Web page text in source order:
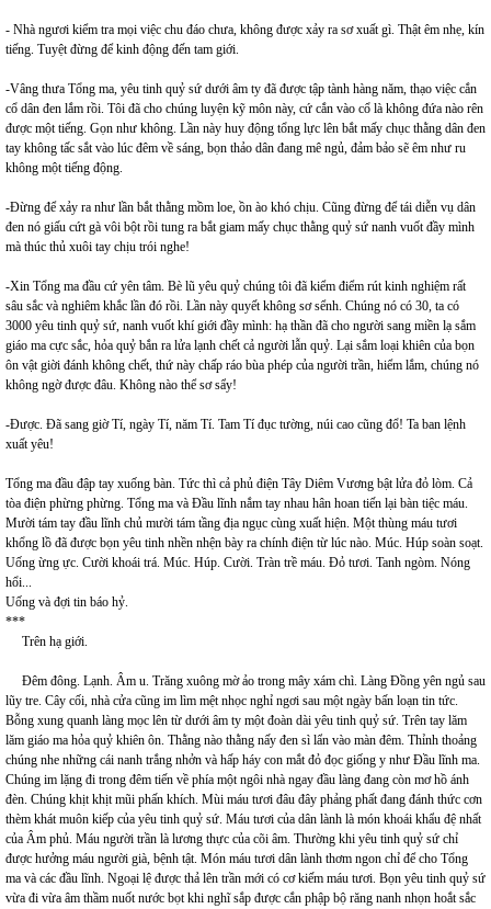
- Nhà ngươi kiểm tra mọi việc chu đáo chưa, không được xảy ra sơ xuất gì. Thật êm nhẹ, kín
tiếng. Tuyệt đừng để kinh động đến tam giới.
-Vâng thưa Tổng ma, yêu tinh quỷ sứ dưới âm ty đã được tập tành hàng năm, thạo việc cắn
cổ dân đen lắm rồi. Tôi đã cho chúng luyện kỹ môn này, cứ cắn vào cổ là không đứa nào rên
được một tiếng. Gọn như không. Lần này huy động tổng lực lên bắt mấy chục thằng dân đen
tay không tấc sắt vào lúc đêm về sáng, bọn thảo dân đang mê ngủ, đảm bảo sẽ êm như ru
không một tiếng động.
-Đừng để xảy ra như lần bắt thằng mồm loe, ồn ào khó chịu. Cũng đừng để tái diễn vụ dân
đen nó giấu cứt gà vôi bột rồi tung ra bắt giam mấy chục thằng quỷ sứ nanh vuốt đầy mình
mà thúc thủ xuôi tay chịu trói nghe!
-Xin Tổng ma đầu cứ yên tâm. Bè lũ yêu quỷ chúng tôi đã kiểm điểm rút kinh nghiệm rất
sâu sắc và nghiêm khắc lần đó rồi. Lần này quyết không sơ sểnh. Chúng nó có 30, ta có
3000 yêu tinh quỷ sứ, nanh vuốt khí giới đầy mình: hạ thần đã cho người sang miền lạ sắm
giáo ma cực sắc, hỏa quỷ bắn ra lửa lạnh chết cả người lẫn quỷ. Lại sắm loại khiên của bọn
ôn vật giời đánh không chết, thứ này chấp ráo bùa phép của người trần, hiểm lắm, chúng nó
không ngờ được đâu. Không nào thể sơ sẩy!
-Được. Đã sang giờ Tí, ngày Tí, năm Tí. Tam Tí đục tường, núi cao cũng đổ! Ta ban lệnh
xuất yêu!
Tổng ma đầu đập tay xuống bàn. Tức thì cả phủ điện Tây Diêm Vương bật lửa đỏ lòm. Cả
tòa điện phừng phừng. Tổng ma và Đầu lĩnh nắm tay nhau hân hoan tiến lại bàn tiệc máu.
Mười tám tay đầu lĩnh chủ mười tám tầng địa ngục cùng xuất hiện. Một thùng máu tươi
khổng lồ đã được bọn yêu tinh nhền nhện bày ra chính điện từ lúc nào. Múc. Húp soàn soạt.
Uống ừng ực. Cười khoái trá. Múc. Húp. Cười. Tràn trề máu. Đỏ tươi. Tanh ngòm. Nóng
hổi...
Uống và đợi tin báo hỷ.
***
Trên hạ giới.
Đêm đông. Lạnh. Âm u. Trăng xuông mờ ảo trong mây xám chì. Làng Đồng yên ngủ sau
lũy tre. Cây cối, nhà cửa cũng im lìm mệt nhọc nghỉ ngơi sau một ngày bấn loạn tin tức.
Bỗng xung quanh làng mọc lên từ dưới âm ty một đoàn dài yêu tinh quỷ sứ. Trên tay lăm
lăm giáo ma hỏa quỷ khiên ôn. Thằng nào thằng nấy đen sì lẩn vào màn đêm. Thỉnh thoảng
chúng nhe những cái nanh trắng nhởn và hấp háy con mắt đỏ đọc giống y như Đầu lĩnh ma.
Chúng im lặng đi trong đêm tiến về phía một ngôi nhà ngay đầu làng đang còn mơ hồ ánh
đèn. Chúng khịt khịt mũi phấn khích. Mùi máu tươi đâu đây phảng phất đang đánh thức cơn
thèm khát muôn kiếp của yêu tinh quỷ sứ. Máu tươi của dân lành là món khoái khẩu đệ nhất
của Âm phủ. Máu người trần là lương thực của cõi âm. Thường khi yêu tinh quỷ sứ chỉ
được hưởng máu người già, bệnh tật. Món máu tươi dân lành thơm ngon chỉ để cho Tổng
ma và các đầu lĩnh. Ngoại lệ được thả lên trần mới có cơ kiếm máu tươi. Bọn yêu tinh quỷ sứ
vừa đi vừa âm thầm nuốt nước bọt khi nghĩ sắp được cắn phập bộ răng nanh nhọn hoắt sắc